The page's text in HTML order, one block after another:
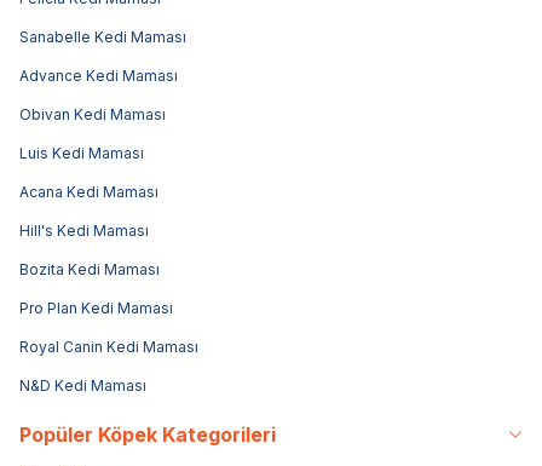
Sanabelle Kedi Maması
Advance Kedi Maması
Obivan Kedi Maması
Luis Kedi Maması
Acana Kedi Maması
Hill's Kedi Maması
Bozita Kedi Maması
Pro Plan Kedi Maması
Royal Canin Kedi Maması
N&D Kedi Maması
Popüler Köpek Kategorileri